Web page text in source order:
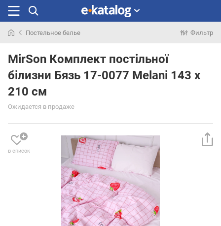
раньше
Постельное белье Фильтр
MirSon Комплект постільної
білизни Бязь 17-0077 Melani 143 x
210 см
Ожидается в продаже
в список